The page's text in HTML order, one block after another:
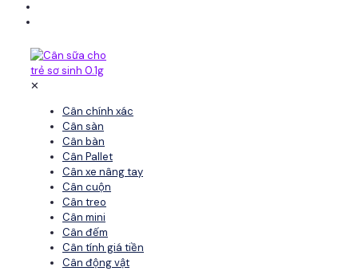
✕
Cân chính xác
Cân sàn
Cân bàn
Cân Pallet
Cân xe nâng tay
Cân cuộn
Cân treo
Cân mini
Cân đếm
Cân tính giá tiền
Cân động vật